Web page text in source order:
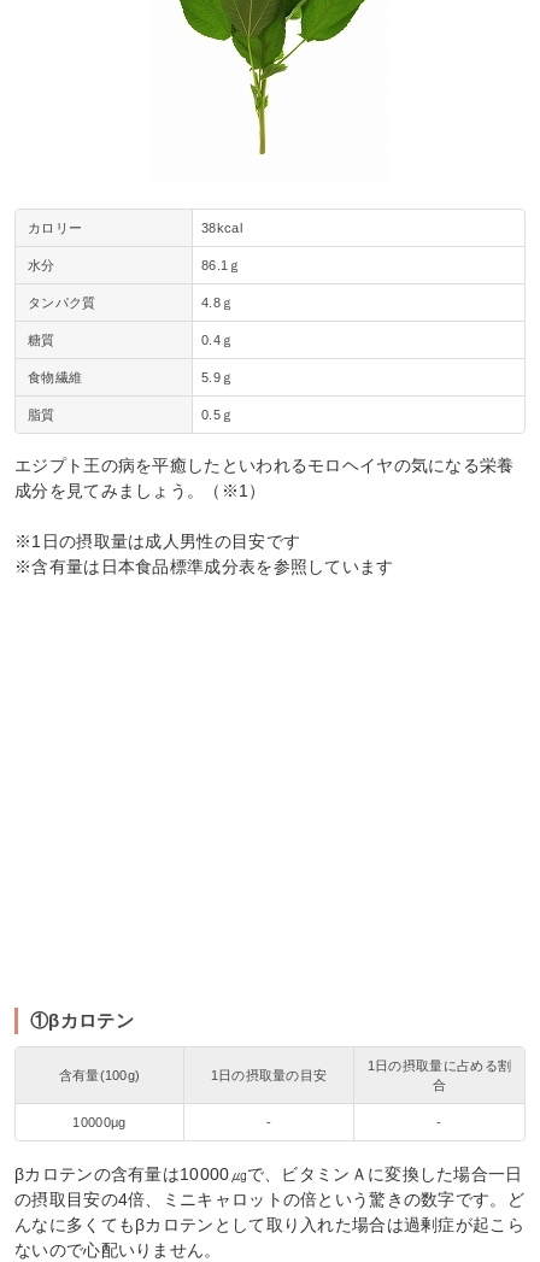
カロリー 38kcal
水分 86.1ｇ
タンパク質 4.8ｇ
糖質 0.4ｇ
食物繊維 5.9ｇ
脂質 0.5ｇ
エジプト王の病を平癒したといわれるモロヘイヤの気になる栄養
成分を見てみましょう。（※1）
※1日の摂取量は成人男性の目安です
※含有量は日本食品標準成分表を参照しています
①βカロテン
含有量(100g) 1日の摂取量の目安
1日の摂取量に占める割
合
10000μg - -
βカロテンの含有量は10000㎍で、ビタミンＡに変換した場合一日
の摂取目安の4倍、ミニキャロットの倍という驚きの数字です。ど
んなに多くてもβカロテンとして取り入れた場合は過剰症が起こら
ないので心配いりません。